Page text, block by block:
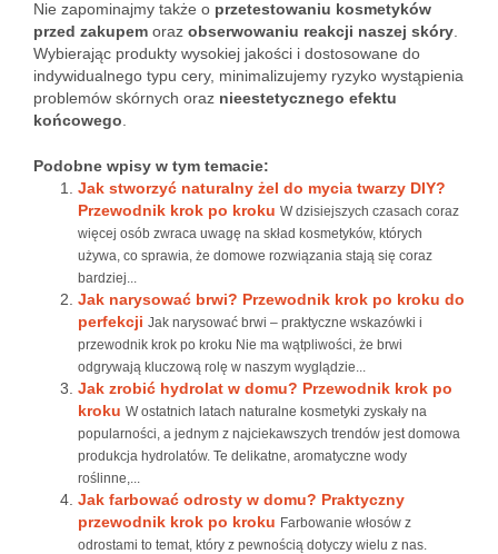
Nie zapominajmy także o przetestowaniu kosmetyków
przed zakupem oraz obserwowaniu reakcji naszej skóry
Wybierając produkty wysokiej jakości i dostosowane do
indywidualnego typu cery, minimalizujemy ryzyko wystąpienia
problemów skórnych oraz nieestetycznego efektu
końcowego
Podobne wpisy w tym temacie:
Jak stworzyć naturalny żel do mycia twarzy DIY?
Przewodnik krok po kroku W dzisiejszych czasach coraz
więcej osób zwraca uwagę na skład kosmetyków, których
używa, co sprawia, że domowe rozwiązania stają się coraz
bardziej...
Jak narysować brwi? Przewodnik krok po kroku do
perfekcji Jak narysować brwi – praktyczne wskazówki i
przewodnik krok po kroku Nie ma wątpliwości, że brwi
odgrywają kluczową rolę w naszym wyglądzie...
Jak zrobić hydrolat w domu? Przewodnik krok po
kroku W ostatnich latach naturalne kosmetyki zyskały na
popularności, a jednym z najciekawszych trendów jest domowa
produkcja hydrolatów. Te delikatne, aromatyczne wody
roślinne,...
Jak farbować odrosty w domu? Praktyczny
przewodnik krok po kroku Farbowanie włosów z
odrostami to temat, który z pewnością dotyczy wielu z nas.